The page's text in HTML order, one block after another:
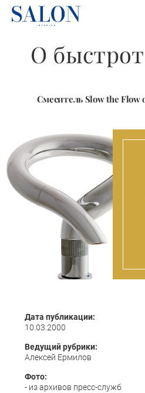
О
Смеситель Slow the
Дата публикации:
10.03.2000
Ведущий рубрики:
Алексей Ермилов
Фото:
- из архивов пресс-служб